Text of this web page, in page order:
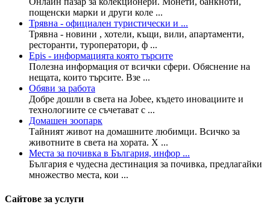
пощенски марки и други коле ...
Трявна - официален туристически и ...
Трявна - новини , хотели, къщи, вили, апартаменти,
ресторанти, туроператори, ф ...
Epis - информацията която търсите
Полезна информация от всички сфери. Обяснение на
нещата, които търсите. Взе ...
Обяви за работа
Добре дошли в света на Jobee, където иновациите и
технологиите се съчетават с ...
Домашен зоопарк
Тайният живот на домашните любимци. Всичко за
животните в света на хората. Х ...
Места за почивка в България, инфор ...
България е чудесна дестинация за почивка, предлагайки
множество места, кои ...
Сайтове за услуги